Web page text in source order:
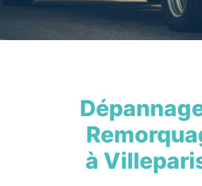
à